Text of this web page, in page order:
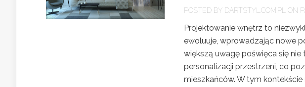
POSTED BY DARTSTYL.COM.PL ON
Projektowanie wnętrz to
ewoluuje, wprowadzając nowe
większą uwagę poświęca się
personalizacji przestrzeni, co
mieszkańców. W tym